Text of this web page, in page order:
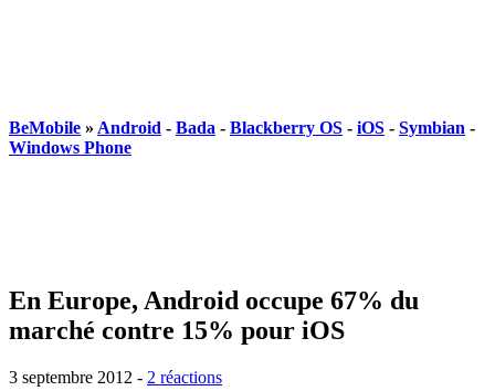
BeMobile » Android - Bada - Blackberry OS - iOS - Symbian -
Windows Phone
En Europe, Android occupe 67% du
marché contre 15% pour iOS
3 septembre 2012 - 2 réactions